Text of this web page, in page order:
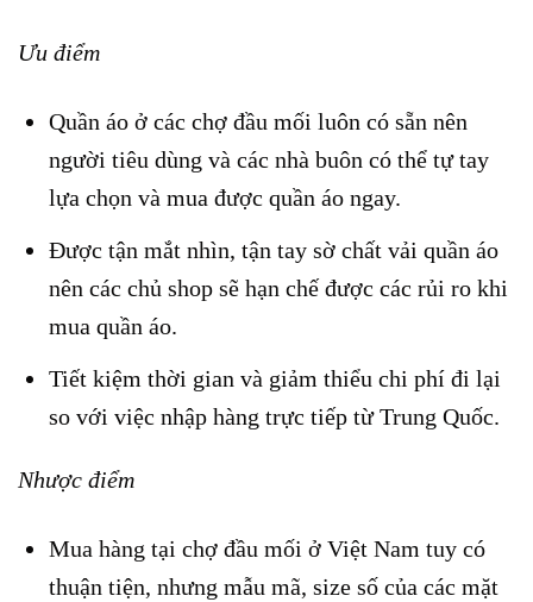
Ưu điểm
Quần áo ở các chợ đầu mối luôn có sẵn nên
người tiêu dùng và các nhà buôn có thể tự tay
lựa chọn và mua được quần áo ngay.
Được tận mắt nhìn, tận tay sờ chất vải quần áo
nên các chủ shop sẽ hạn chế được các rủi ro khi
mua quần áo.
Tiết kiệm thời gian và giảm thiểu chi phí đi lại
so với việc nhập hàng trực tiếp từ Trung Quốc.
Nhược điểm
Mua hàng tại chợ đầu mối ở Việt Nam tuy có
thuận tiện, nhưng mẫu mã, size số của các mặt